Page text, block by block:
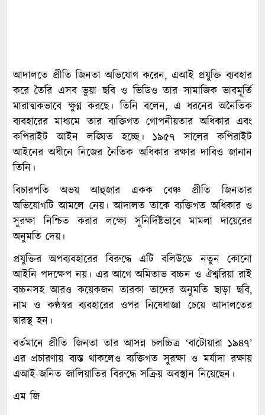
আদালতে প্রীতি জিনতা অভিযোগ করেন, এআই প্রযুক্তি ব্যবহার
করে তৈরি এসব ভুয়া ছবি ও ভিডিও তার সামাজিক ভাবমূর্তি
মারাত্মকভাবে ক্ষুণ্ন করছে। তিনি বলেন, এ ধরনের অনৈতিক
ব্যবহারের মাধ্যমে তার ব্যক্তিগত গোপনীয়তার অধিকার এবং
কপিরাইট আইন লঙ্ঘিত হচ্ছে। ১৯৫৭ সালের কপিরাইট
আইনের অধীনে নিজের নৈতিক অধিকার রক্ষার দাবিও জানান
তিনি।
বিচারপতি অভয় আহুজার একক বেঞ্চ প্রীতি জিনতার
অভিযোগটি আমলে নেয়। আদালত তাকে ব্যক্তিগত অধিকার ও
সুরক্ষা নিশ্চিত করার লক্ষ্যে সুনির্দিষ্টভাবে মামলা দায়েরের
অনুমতি দেয়।
প্রযুক্তির অপব্যবহারের বিরুদ্ধে এটি বলিউডে নতুন কোনো
আইনি পদক্ষেপ নয়। এর আগে অমিতাভ বচ্চন ও ঐশ্বরিয়া রাই
বচ্চনসহ আরও কয়েকজন তারকা তাদের অনুমতি ছাড়া ছবি,
নাম ও কণ্ঠস্বর ব্যবহারের ওপর নিষেধাজ্ঞা চেয়ে আদালতের
দ্বারস্থ হন।
বর্তমানে প্রীতি জিনতা তার আসন্ন চলচ্চিত্র ‘বাটোয়ারা ১৯৪৭’
এর প্রচারণায় ব্যস্ত থাকলেও ব্যক্তিগত সুরক্ষা ও মর্যাদা রক্ষায়
এআই-জনিত জালিয়াতির বিরুদ্ধে সক্রিয় অবস্থান নিয়েছেন।
এম জি